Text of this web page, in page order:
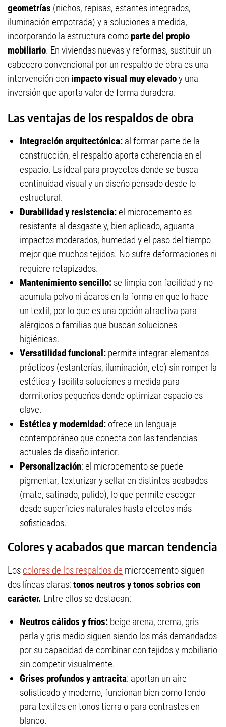
geometrías (nichos, repisas, estantes integrados,
iluminación empotrada) y a soluciones a medida,
incorporando la estructura como parte del propio
mobiliario. En viviendas nuevas y reformas, sustituir un
cabecero convencional por un respaldo de obra es una
intervención con impacto visual muy elevadoy una
inversión que aporta valor de forma duradera.
Las ventajas de los respaldos de obra
Integración arquitectónica: al formar parte de la
construcción, el respaldo aporta coherencia en el
espacio. Es ideal para proyectos donde se busca
continuidad visual y un diseño pensado desde lo
estructural.
Durabilidad y resistencia:el microcemento es
resistente al desgaste y, bien aplicado, aguanta
impactos moderados, humedad y el paso del tiempo
mejor que muchos tejidos. No sufre deformaciones ni
requiere retapizados.
Mantenimiento sencillo: se limpia con facilidad y no
acumula polvo ni ácaros en la forma en que lo hace
un textil, por lo que es una opción atractiva para
alérgicos o familias que buscan soluciones
higiénicas.
Versatilidad funcional: permite integrar elementos
prácticos (estanterías, iluminación, etc) sin romper la
estética y facilita soluciones a medida para
dormitorios pequeños donde optimizar espacio es
clave.
Estética y modernidad: ofrece un lenguaje
contemporáneo que conecta con las tendencias
actuales de diseño interior.
Personalización: el microcemento se puede
pigmentar, texturizar y sellar en distintos acabados
(mate, satinado, pulido), lo que permite escoger
desde superficies naturales hasta efectos más
sofisticados.
Colores y acabados que marcan tendencia
Los colores de los respaldos de microcemento siguen
dos líneas claras: tonos neutros y tonos sobrios con
carácter. Entre ellos se destacan:
Neutros cálidos y fríos: beige arena, crema, gris
perla y gris medio siguen siendo los más demandados
por su capacidad de combinar con tejidos y mobiliario
sin competir visualmente.
Grises profundos y antracita: aportan un aire
sofisticado y moderno, funcionan bien como fondo
para textiles en tonos tierra o para contrastes en
blanco.